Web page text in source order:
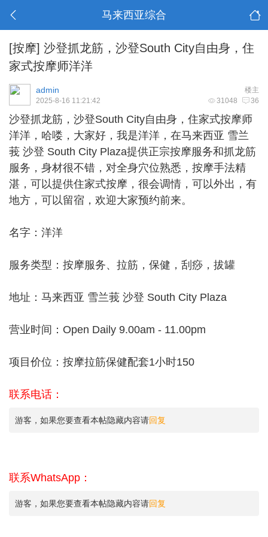
马来西亚综合
[按摩] 沙登抓龙筋，沙登South City自由身，住
家式按摩师洋洋
楼主
admin
31048 36
2025-8-16 11:21:42
沙登抓龙筋 ，沙登South City自由身，住家式按摩师
洋洋，哈喽，大家好，我是洋洋，在马来西亚 雪兰
莪 沙登 South City Plaza提供正宗按摩服务和抓龙筋
服务，身材很不错，对全身穴位熟悉，按摩手法精
湛，可以提供住家式按摩，很会调情，可以外出，有
地方，可以留宿，欢迎大家预约前来。
名字：洋洋
服务类型：按摩服务、拉筋，保健，刮痧，拔罐
地址：马来西亚 雪兰莪 沙登 South City Plaza
营业时间：Open Daily 9.00am - 11.00pm
项目价位：按摩拉筋保健配套1小时150
联系电话：
游客，如果您要查看本帖隐藏内容请回复
联系WhatsApp：
游客，如果您要查看本帖隐藏内容请回复